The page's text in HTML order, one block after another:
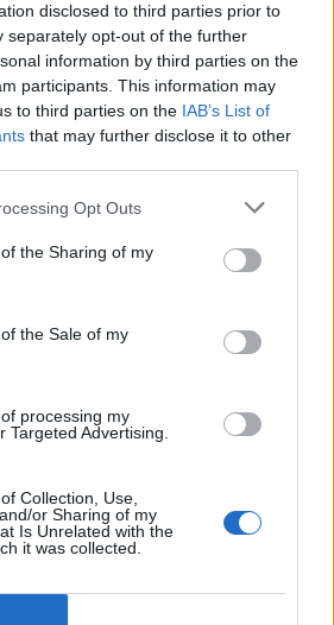
disclosed to third parties prior to
separately opt-out of the further
information by third parties on the
participants. This information may
to third parties on the IAB’s List of
that may further disclose it to other
Opt Outs
the Sharing of my
the Sale of my
processing my
Targeted Advertising.
Collection, Use,
or Sharing of my
Is Unrelated with the
it was collected.
(Surugiu)
Arată rezultatele